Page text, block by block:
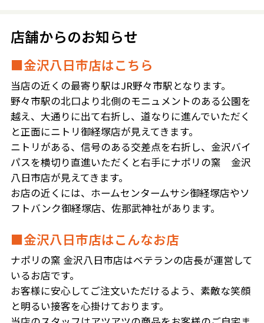
店舗からのお知らせ
■金沢八日市店はこちら
当店の近くの最寄り駅はJR野々市駅となります。
野々市駅の北口より北側のモニュメントのある公園を
越え、大通りに出て右折し、道なりに進んでいただく
と正面にニトリ御経塚店が見えてきます。
ニトリがある、信号のある交差点を右折し、金沢バイ
パスを横切り直進いただくと右手にナポリの窯 金沢
八日市店が見えてきます。
お店の近くには、ホームセンタームサシ御経塚店やソ
フトバンク御経塚店、佐那武神社があります。
■金沢八日市店はこんなお店
ナポリの窯 金沢八日市店はベテランの店長が運営して
いるお店です。
お客様に安心してご注文いただけるよう、素敵な笑顔
と明るい接客を心掛けております。